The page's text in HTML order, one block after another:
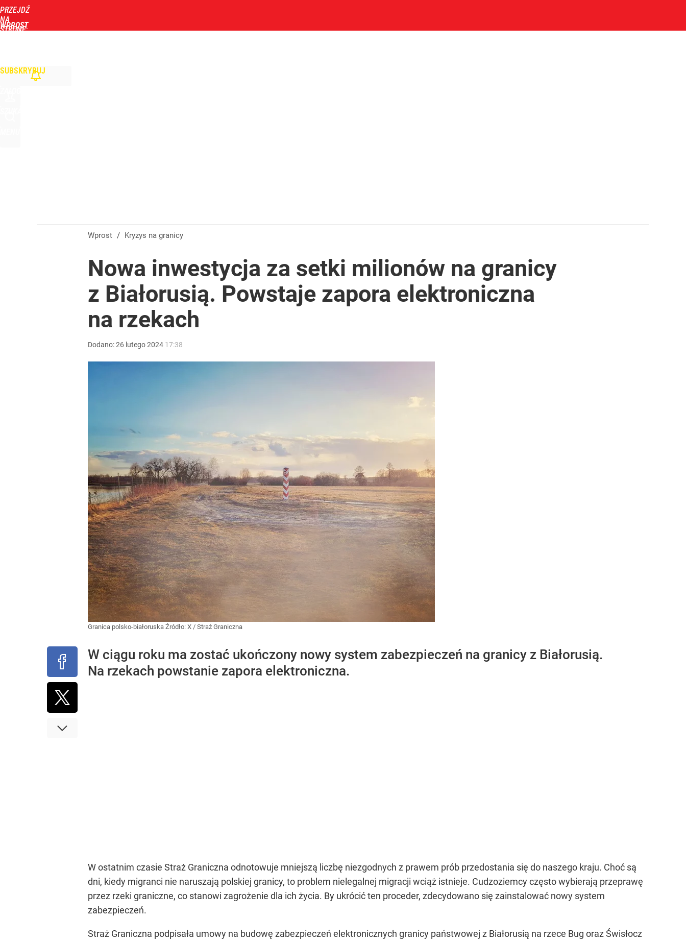
PRZEJDŹ
NA
STRONĘ
WPROST
SUBSKRYBUJ
Wprost / Kryzys na granicy
Nowa inwestycja za setki milionów na granicy
z Białorusią. Powstaje zapora elektroniczna
na rzekach
Dodano:26 lutego2024 17:38
Granica polsko-białoruska Źródło: X / Straż Graniczna
W ciągu roku ma zostać ukończony nowy system zabezpieczeń na granicy z Białorusią.
Na rzekach powstanie zapora elektroniczna.
W ostatnim czasie Straż Graniczna odnotowuje mniejszą liczbę niezgodnych z prawem prób przedostania się do naszego kraju. Choć są
dni, kiedy migranci nie naruszają polskiej granicy, to problem nielegalnej migracji wciąż istnieje. Cudzoziemcy często wybierają przeprawę
przez rzeki graniczne, co stanowi zagrożenie dla ich życia. By ukrócić ten proceder, zdecydowano się zainstalować nowy system
zabezpieczeń.
Straż Graniczna podpisała umowy na budowę zabezpieczeń elektronicznych granicy państwowej z Białorusią na rzece Bug oraz Świsłocz